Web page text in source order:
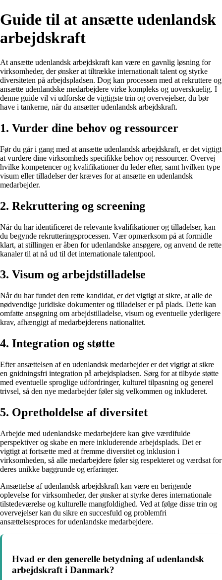
Guide til at ansætte udenlandsk
arbejdskraft
At ansætte udenlandsk arbejdskraft kan være en gavnlig løsning for
virksomheder, der ønsker at tiltrække internationalt talent og styrke
diversiteten på arbejdspladsen. Dog kan processen med at rekruttere og
ansætte udenlandske medarbejdere virke kompleks og uoverskuelig. I
denne guide vil vi udforske de vigtigste trin og overvejelser, du bør
have i tankerne, når du ansætter udenlandsk arbejdskraft.
1. Vurder dine behov og ressourcer
Før du går i gang med at ansætte udenlandsk arbejdskraft, er det vigtigt
at vurdere dine virksomheds specifikke behov og ressourcer. Overvej
hvilke kompetencer og kvalifikationer du leder efter, samt hvilken type
visum eller tilladelser der kræves for at ansætte en udenlandsk
medarbejder.
2. Rekruttering og screening
Når du har identificeret de relevante kvalifikationer og tilladelser, kan
du begynde rekrutteringsprocessen. Vær opmærksom på at formidle
klart, at stillingen er åben for udenlandske ansøgere, og anvend de rette
kanaler til at nå ud til det internationale talentpool.
3. Visum og arbejdstilladelse
Når du har fundet den rette kandidat, er det vigtigt at sikre, at alle de
nødvendige juridiske dokumenter og tilladelser er på plads. Dette kan
omfatte ansøgning om arbejdstilladelse, visum og eventuelle yderligere
krav, afhængigt af medarbejderens nationalitet.
4. Integration og støtte
Efter ansættelsen af en udenlandsk medarbejder er det vigtigt at sikre
en gnidningsfri integration på arbejdspladsen. Sørg for at tilbyde støtte
med eventuelle sproglige udfordringer, kulturel tilpasning og generel
trivsel, så den nye medarbejder føler sig velkommen og inkluderet.
5. Opretholdelse af diversitet
Arbejde med udenlandske medarbejdere kan give værdifulde
perspektiver og skabe en mere inkluderende arbejdsplads. Det er
vigtigt at fortsætte med at fremme diversitet og inklusion i
virksomheden, så alle medarbejdere føler sig respekteret og værdsat for
deres unikke baggrunde og erfaringer.
Ansættelse af udenlandsk arbejdskraft kan være en berigende
oplevelse for virksomheder, der ønsker at styrke deres internationale
tilstedeværelse og kulturelle mangfoldighed. Ved at følge disse trin og
overvejelser kan du sikre en succesfuld og problemfri
ansættelsesproces for udenlandske medarbejdere.
Hvad er den generelle betydning af udenlandsk
arbejdskraft i Danmark?